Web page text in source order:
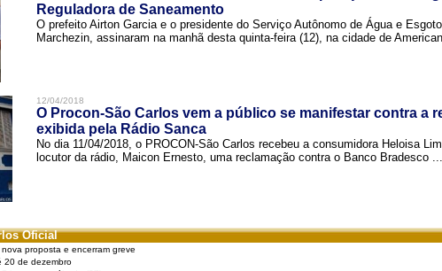
Reguladora de Saneamento
O prefeito Airton Garcia e o presidente do Serviço Autônomo de Água e
Marchezin, assinaram na manhã desta quinta-feira (12), na cidade de
12/04/2018
O Procon-São Carlos vem a público se manifestar contra a
exibida pela Rádio Sanca
No dia 11/04/2018, o PROCON-São Carlos recebeu a consumidora Heloisa
locutor da rádio, Maicon Ernesto, uma reclamação contra o Banco Bradesco ...
Oficial
proposta e encerram greve
20 de dezembro